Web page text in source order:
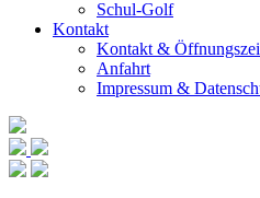
Schul-Golf
Kontakt
Kontakt &
Anfahrt
Impressum &